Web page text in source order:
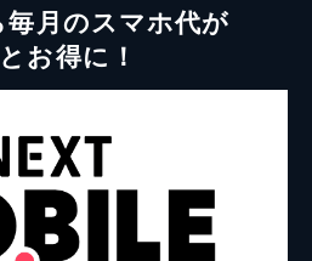
月のスマホ代が
お得に！